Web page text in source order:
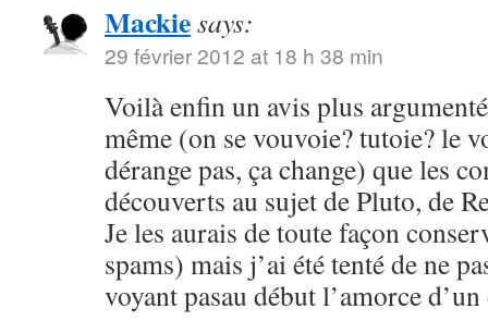
Mackiesays:
29 février 2012 at 18 h 38 min
Voilà enfin un avis plus
même (on se vouvoie? tutoie? le
dérange pas, ça change) que les
découverts au sujet de Pluto, de
Je les aurais de toute façon
spams) mais j’ai été tenté de ne
voyant pasau début l’amorce